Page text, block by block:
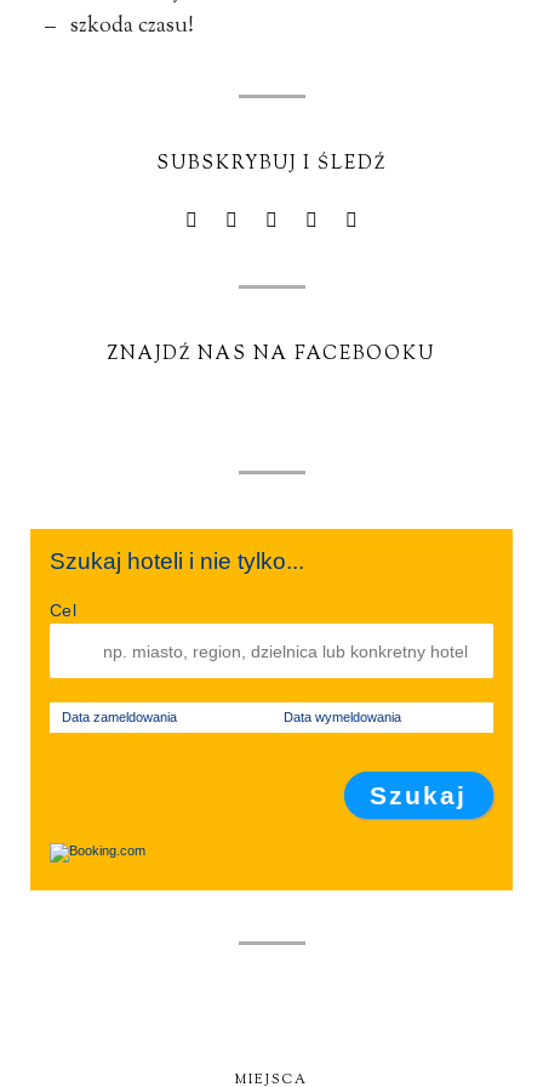
– szkoda czasu!
SUBSKRYBUJ I ŚLEDŹ
ZNAJDŹ NAS NA FACEBOOKU
Szukaj hoteli i nie tylko...
Cel
Data zameldowania Data wymeldowania
MIEJSCA